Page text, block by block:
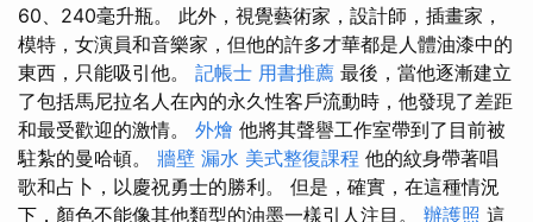
60、240毫升瓶。 此外，視覺藝術家，設計師，插畫家，
模特，女演員和音樂家，但他的許多才華都是人體油漆中的
東西，只能吸引他。 記帳士 用書推薦 最後，當他逐漸建立
了包括馬尼拉名人在內的永久性客戶流動時，他發現了差距
和最受歡迎的激情。 外燴 他將其聲譽工作室帶到了目前被
駐紮的曼哈頓。 牆壁 漏水 美式整復課程 他的紋身帶著唱
歌和占卜，以慶祝勇士的勝利。 但是，確實，在這種情況
下，顏色不能像其他類型的油墨一樣引人注目。 辦護照 這